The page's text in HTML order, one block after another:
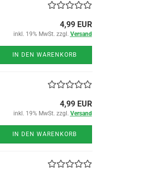
4,99 EUR
inkl. 19% MwSt. zzgl. Versand
IN DEN WARENKORB
4,99 EUR
inkl. 19% MwSt. zzgl. Versand
IN DEN WARENKORB